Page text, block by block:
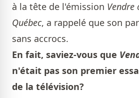
à la tête de l'émission Vendre
Québec, a rappelé que son
sans accrocs.
En fait, saviez-vous que
n'était pas son premier
de la télévision?